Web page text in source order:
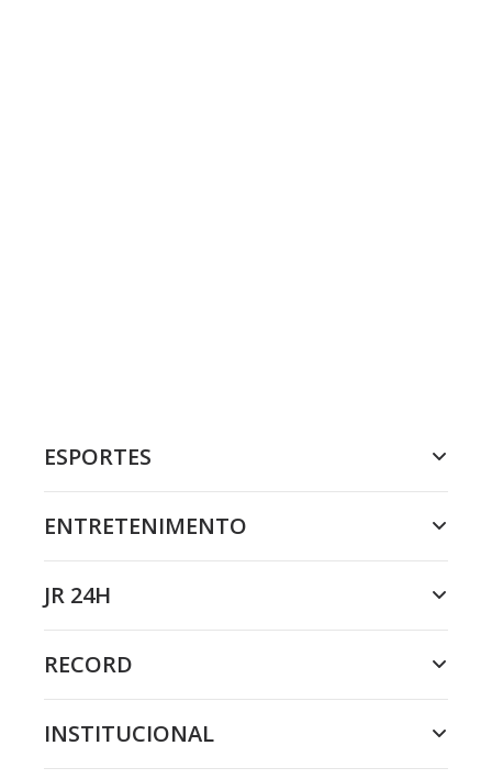
ESPORTES
ENTRETENIMENTO
JR 24H
RECORD
INSTITUCIONAL